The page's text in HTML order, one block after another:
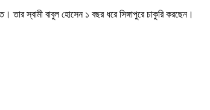
স্বামী বাবুল হোসেন ১ বছর ধরে সিঙ্গাপুরে চাকুরি করছেন।